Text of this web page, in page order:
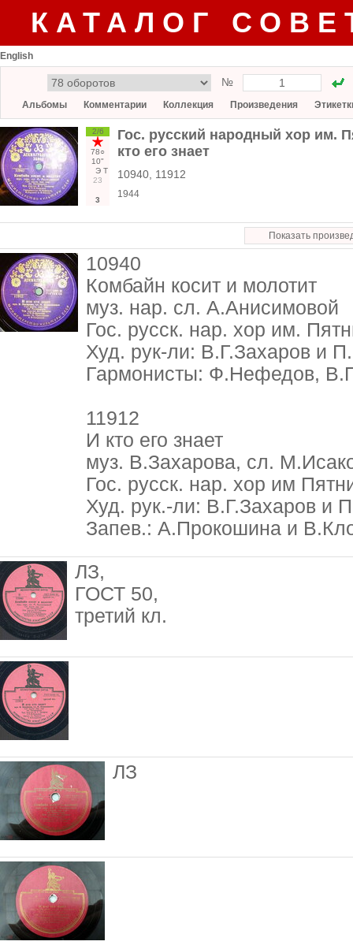
КАТАЛОГ
English
№
Альбомы Комментарии Коллекция Произведения
2/6
78○
10"
Э Т
23
3
Гос. русский народный хор им.
кто его знает
10940, 11912
1944
Показать
10940
Комбайн косит и молотит
муз. нар. сл. А.Анисимовой
Гос. русск. нар. хор им.
Худ. рук-ли: В.Г.Захаров и
Гармонисты: Ф.Нефедов,
11912
И кто его знает
муз. В.Захарова, сл.
Гос. русск. нар. хор им
Худ. рук.-ли: В.Г.Захаров и
Запев.: А.Прокошина и
ЛЗ,
ГОСТ 50,
третий кл.
ЛЗ